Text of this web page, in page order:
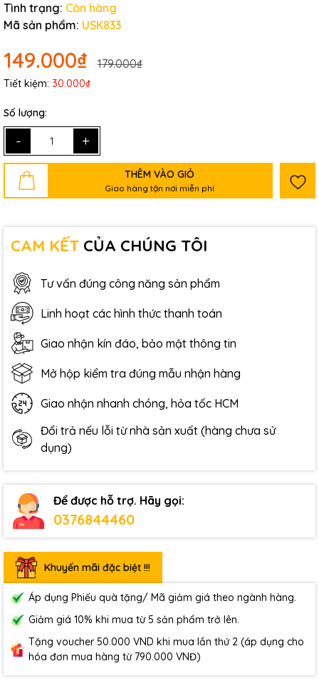
Tình trạng: Còn hàng
Mã sản phẩm: USK833
149.000₫ 179.000₫
Tiết kiệm: 30.000₫
Số lượng:
- +
THÊM VÀO GIỎ
Giao hàng tận nơi miễn phí
CAM KẾT CỦA CHÚNG TÔI
Tư vấn đúng công năng sản phẩm
Linh hoạt các hình thức thanh toán
Giao nhận kín đáo, bảo mật thông tin
Mở hộp kiểm tra đúng mẫu nhận hàng
Giao nhận nhanh chóng, hỏa tốc HCM
Đổi trả nếu lỗi từ nhà sản xuất (hàng chưa sử
dụng)
Để được hỗ trợ. Hãy gọi:
0376844460
Khuyến mãi đặc biệt !!!
Áp dụng Phiếu quà tặng/ Mã giảm giá theo ngành hàng.
Giảm giá 10% khi mua từ 5 sản phẩm trở lên.
Tặng voucher 50.000 VND khi mua lần thứ 2 (áp dụng cho
hóa đơn mua hàng từ 790.000 VNĐ)